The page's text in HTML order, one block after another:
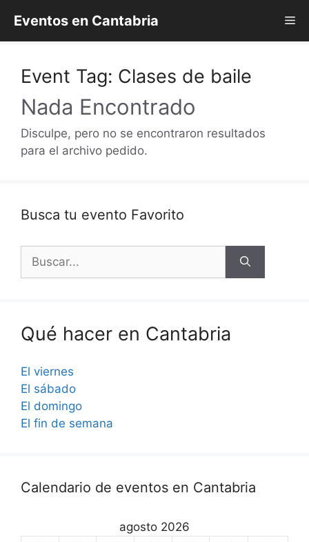
contenido
Eventos en Cantabria
Event Tag: Clases de baile
Nada Encontrado
Disculpe, pero no se encontraron resultados
para el archivo pedido.
Busca tu evento Favorito
Buscar:
Qué hacer en Cantabria
El viernes
El sábado
El domingo
El fin de semana
Calendario de eventos en Cantabria
agosto 2026